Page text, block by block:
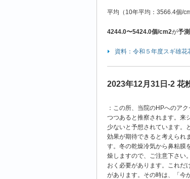
平均（10年平均：3566.4個/
4244.0〜5424.0個/cm2が予
資料：令和５年度スギ雄
2023年12月31日-2 花
：この所、当院のHPへのアク
つつあると推察されます。来
少ないと予想されています。
効果が期待できると考えられ
す。冬の乾燥冷気から鼻粘膜
燥しますので、ご注意下さい
おく必要があります。 これだ
があります。その時は、「 今